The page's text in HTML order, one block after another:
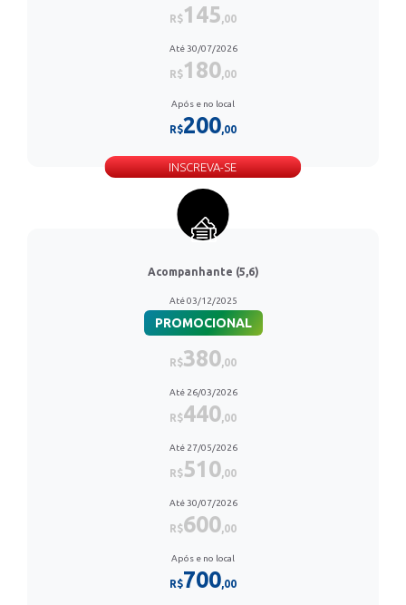
R$145,00
Até 30/07/2026
R$180,00
Após e no local
R$200,00
INSCREVA-SE
Acompanhante (5,6)
Até 03/12/2025
PROMOCIONAL
R$380,00
Até 26/03/2026
R$440,00
Até 27/05/2026
R$510,00
Até 30/07/2026
R$600,00
Após e no local
R$700,00